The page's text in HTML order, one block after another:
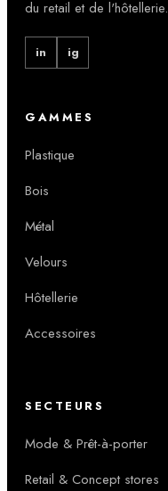
du retail et de l'hôtellerie.
in ig
GAMMES
Plastique
Bois
Métal
Velours
Hôtellerie
Accessoires
SECTEURS
Mode & Prêt-à-porter
Retail & Concept stores